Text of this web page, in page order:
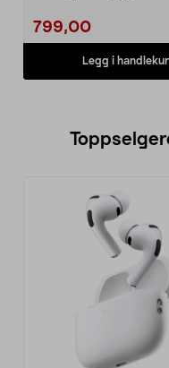
799,00
Legg i